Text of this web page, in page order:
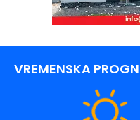
VREMENSKA